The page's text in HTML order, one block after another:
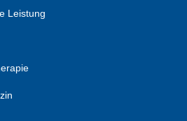
Leistung